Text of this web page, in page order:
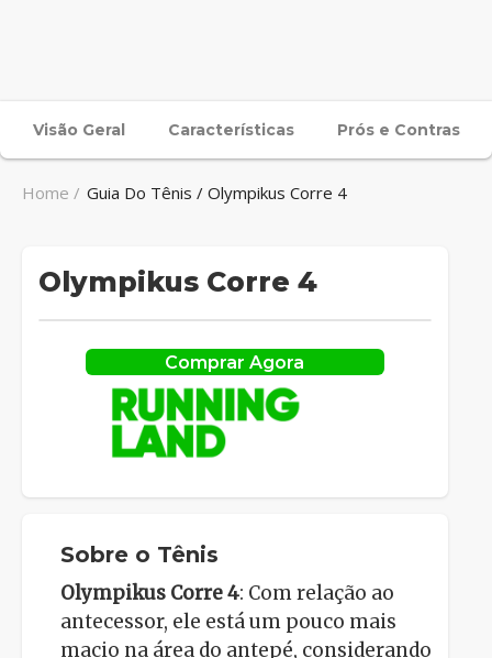
Visão Geral Características Prós e Contras
Home / Guia Do Tênis / Olympikus Corre 4
Olympikus Corre 4
Comprar Agora
Sobre o Tênis
Olympikus Corre 4: Com relação ao
antecessor, ele está um pouco mais
macio na área do antepé, considerando